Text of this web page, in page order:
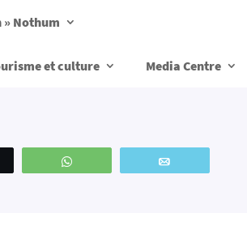
» Nothum
et culture Media Centre